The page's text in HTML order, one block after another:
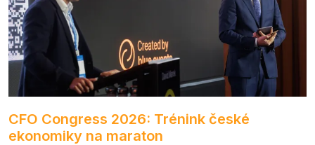
CFO Congress 2026: Trénink české
ekonomiky na maraton